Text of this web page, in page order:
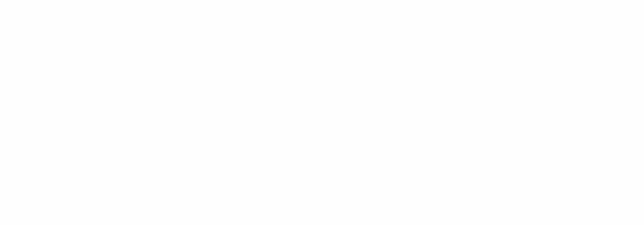
Ukraina
o kategorii Uchodźcy